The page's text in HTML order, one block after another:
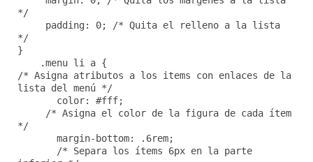
*/
padding: 0; /* Quita el relleno a la lista
*/
}
.menu li a {
/* Asigna atributos a los items con enlaces de la
lista del menú */
color: #fff;
/* Asigna el color de la figura de cada ítem
*/
margin-bottom: .6rem;
/* Separa los ítems 6px en la parte